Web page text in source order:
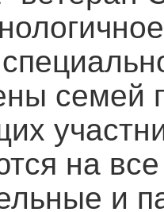
семей
на
и